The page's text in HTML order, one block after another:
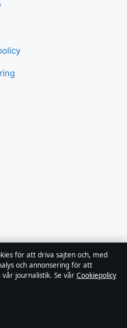
för att driva sajten och, med
och annonsering för att
journalistik. Se vår Cookiepolicy